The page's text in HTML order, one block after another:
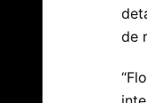
de